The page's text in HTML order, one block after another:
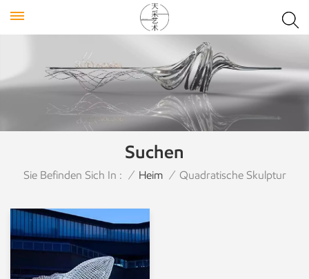
Suchen
Sie Befinden Sich In : / Heim / Quadratische Skulptur